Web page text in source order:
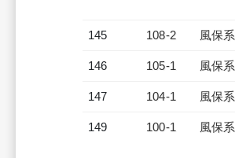
145 108-2 風保系
146 105-1 風保系
147 104-1 風保系
149 100-1 風保系